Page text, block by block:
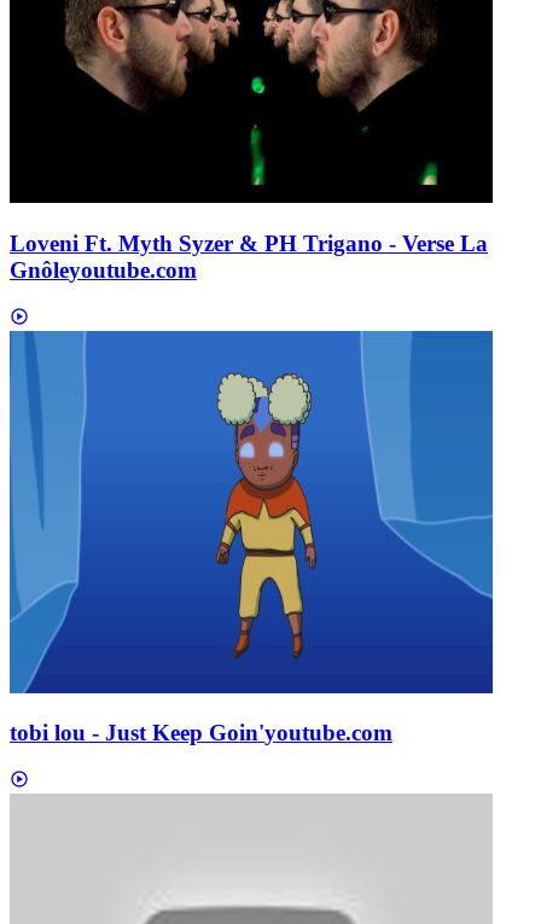
Loveni Ft. Myth Syzer & PH Trigano - Verse La
Gnôleyoutube.com
tobi lou - Just Keep Goin'youtube.com